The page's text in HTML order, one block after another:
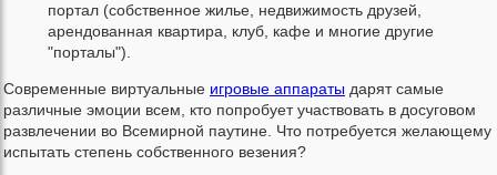
портал (собственное жилье, недвижимость друзей,
арендованная квартира, клуб, кафе и многие другие
"порталы").
Современные виртуальные игровые аппараты дарят самые
различные эмоции всем, кто попробует участвовать в досуговом
развлечении во Всемирной паутине. Что потребуется желающему
испытать степень собственного везения?